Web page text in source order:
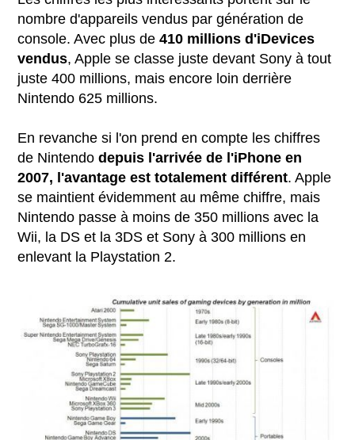
nombre d'appareils vendus par génération de
console. Avec plus de410 millions d'iDevices
vendus, Apple se classe juste devant Sony à tout
juste 400 millions, mais encore loin derrière
Nintendo 625 millions.
En revanche si l'on prend en compte les chiffres
de Nintendodepuis l'arrivée de l'iPhone en
2007, l'avantage est totalement différent. Apple
se maintient évidemment au même chiffre, mais
Nintendo passe à moins de 350 millions avec la
Wii, la DS et la 3DS et Sony à 300 millions en
enlevant la Playstation 2.